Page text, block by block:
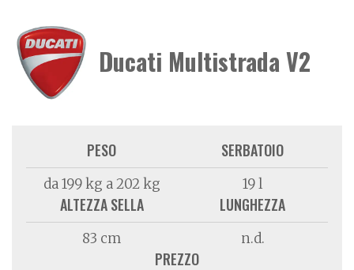
Ducati Multistrada V2
PESO
da 199 kg a 202 kg
SERBATOIO
19 l
ALTEZZA SELLA
83 cm
LUNGHEZZA
n.d.
PREZZO